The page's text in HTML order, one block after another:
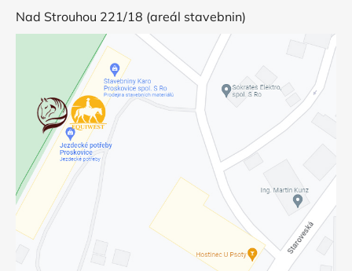
Nad Strouhou 221/18 (areál stavebnin)